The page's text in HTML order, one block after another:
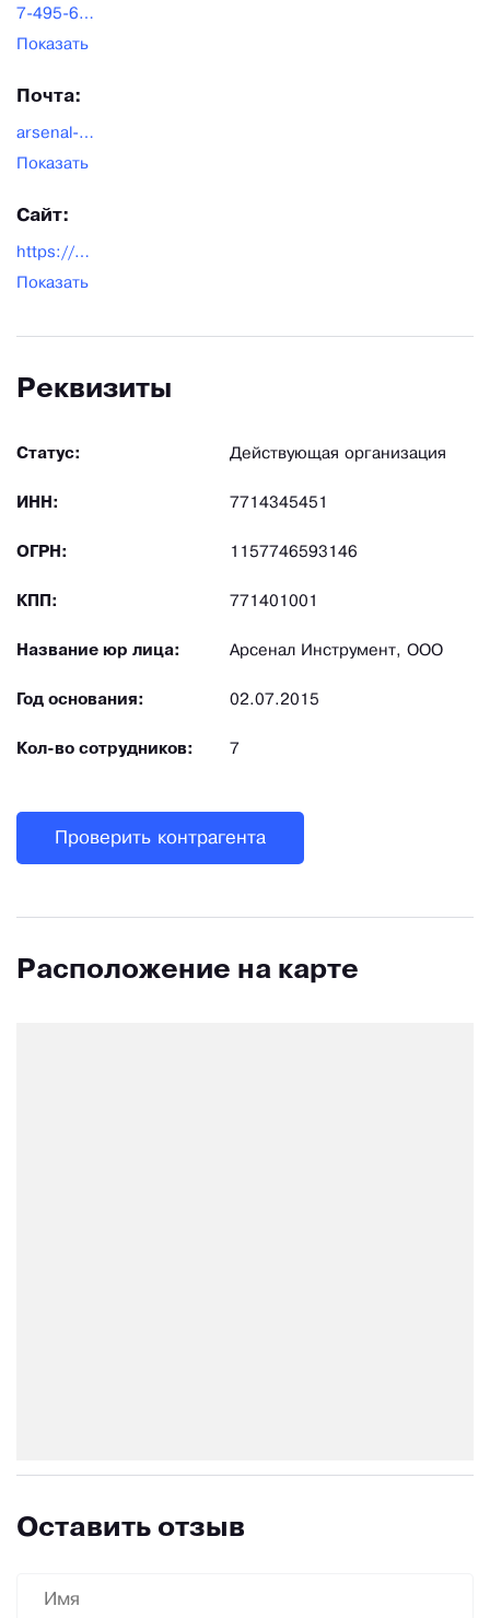
7-495-646-08-66
Показать
Почта:
arsenal-tools@mail.ru
Показать
Сайт:
https://arstools.ru/
Показать
Реквизиты
Статус: Действующая организация
ИНН: 7714345451
ОГРН: 1157746593146
КПП: 771401001
Название юр лица: Арсенал Инструмент, ООО
Год основания: 02.07.2015
Кол-во сотрудников: 7
Проверить контрагента
Расположение на карте
Оставить отзыв